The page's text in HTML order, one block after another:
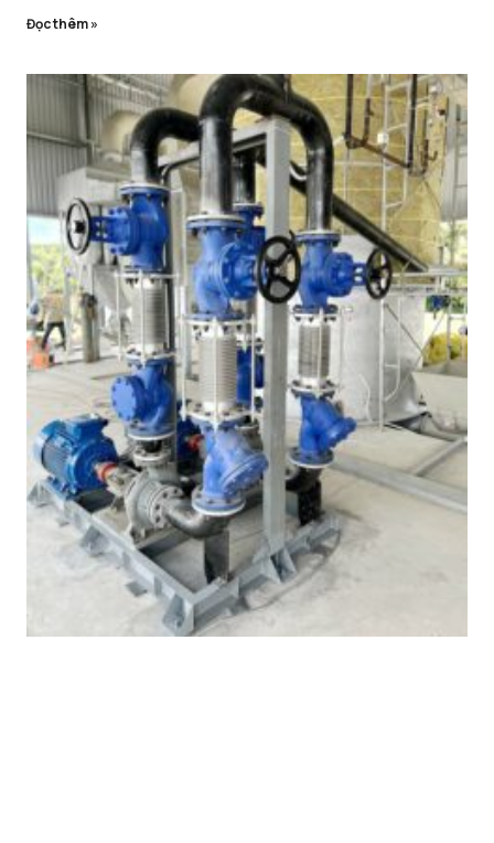
Đọc thêm »